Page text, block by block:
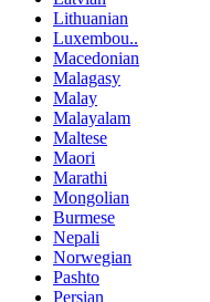
Lithuanian
Luxembou..
Macedonian
Malagasy
Malay
Malayalam
Maltese
Maori
Marathi
Mongolian
Burmese
Nepali
Norwegian
Pashto
Persian